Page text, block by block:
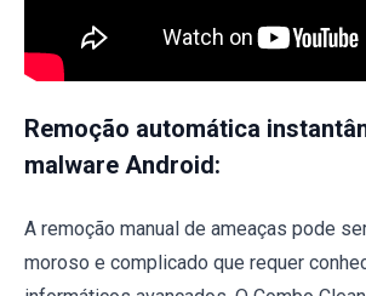
Remoção automática
malware Android:
A remoção manual de ameaças pode
moroso e complicado que requer